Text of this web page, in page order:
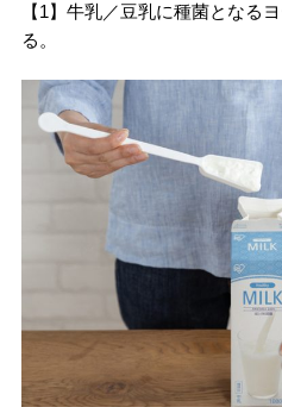
【1】牛乳／豆乳に種菌となる
る。